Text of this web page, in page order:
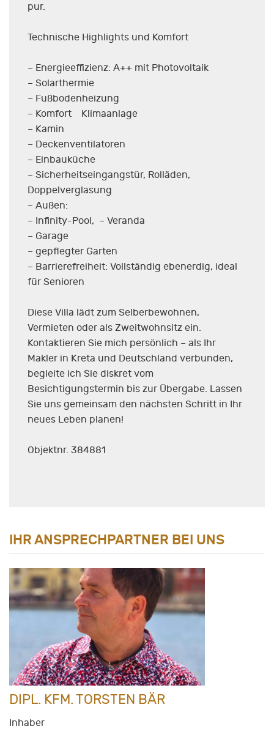
pur.
Technische Highlights und Komfort
– Energieeffizienz: A++ mit Photovoltaik
– Solarthermie
– Fußbodenheizung
– Komfort Klimaanlage
– Kamin
– Deckenventilatoren
– Einbauküche
– Sicherheitseingangstür, Rolläden,
Doppelverglasung
– Außen:
– Infinity-Pool, – Veranda
– Garage
– gepflegter Garten
– Barrierefreiheit: Vollständig ebenerdig, ideal
für Senioren
Diese Villa lädt zum Selberbewohnen,
Vermieten oder als Zweitwohnsitz ein.
Kontaktieren Sie mich persönlich – als Ihr
Makler in Kreta und Deutschland verbunden,
begleite ich Sie diskret vom
Besichtigungstermin bis zur Übergabe. Lassen
Sie uns gemeinsam den nächsten Schritt in Ihr
neues Leben planen!
Objektnr. 384881
IHR ANSPRECHPARTNER BEI UNS
DIPL. KFM. TORSTEN BÄR
Inhaber